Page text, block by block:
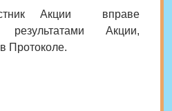
Акции вправе
Акции,
Протоколе.